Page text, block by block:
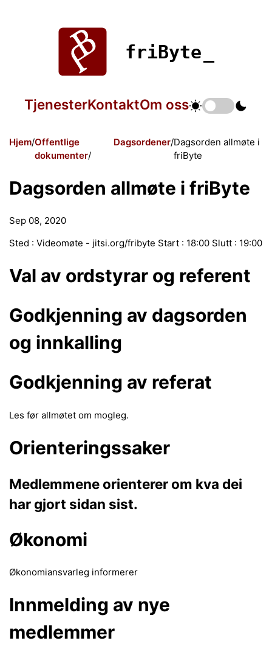
friByte
TjenesterKontaktOm oss
Hjem Offentlige
dokumenter
Dagsordener Dagsorden allmøte i
friByte
Dagsorden allmøte i friByte
Sep 08, 2020
Sted : Videomøte - jitsi.org/fribyte Start : 18:00 Slutt : 19:00
Val av ordstyrar og referent
Godkjenning av dagsorden
og innkalling
Godkjenning av referat
Les før allmøtet om mogleg.
Orienteringssaker
Medlemmene orienterer om kva dei
har gjort sidan sist.
Økonomi
Økonomiansvarleg informerer
Innmelding av nye
medlemmer